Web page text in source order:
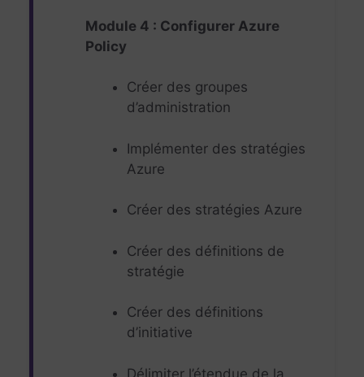
Module 4 : Configurer Azure
Policy
Créer des groupes
d’administration
Implémenter des stratégies
Azure
Créer des stratégies Azure
Créer des définitions de
stratégie
Créer des définitions
d’initiative
Délimiter l’étendue de la